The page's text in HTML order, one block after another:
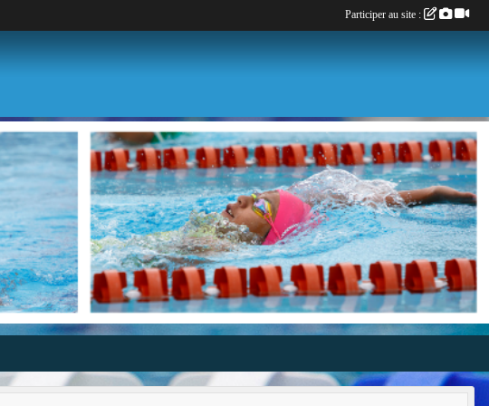
Participer au site :